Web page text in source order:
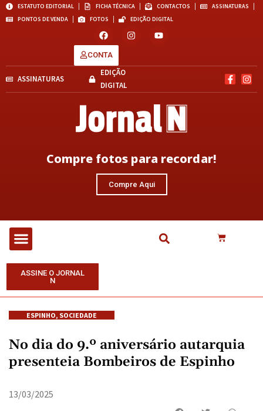
ESTATUTO EDITORIAL FICHA TÉCNICA CONTACTOS
ASSINATURAS
PONTOS DE VENDA
FOTOS EDIÇÃO DIGITAL
CONTA
ASSINATURAS
EDIÇÃO
DIGITAL
Compre fotos para recordar!
Compre Aqui
ASSINE O JORNAL
N
ESPINHO, SOCIEDADE
No dia do 9.º aniversário autarquia
presenteia Bombeiros de Espinho
13/03/2025